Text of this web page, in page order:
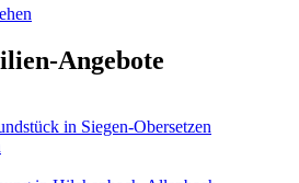
Angebote
in Siegen-Obersetzen